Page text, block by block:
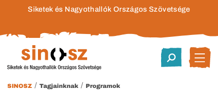
Siketek és Nagyothallók Országos Szövetsége
SINOSZ / Tagjainknak / Programok